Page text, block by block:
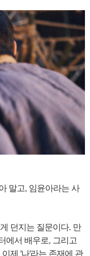
말고, 임윤아라는 사
던지는 질문이다. 만
에서 배우로, 그리고
제 '나'라는 존재에 관